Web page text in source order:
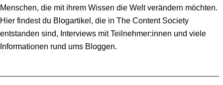
Menschen, die mit ihrem Wissen die Welt verändern möchten.
Hier findest du Blogartikel, die in The Content Society
entstanden sind, Interviews mit Teilnehmer:innen und viele
Informationen rund ums Bloggen.